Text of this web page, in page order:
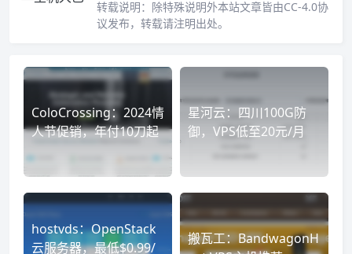
转载说明： 除特殊说明外本站文章皆由CC-4.0协
议发布，转载请注明出处。
ColoCrossing：2024情
人节促销，年付10刀起
星河云：四川100G防
御，VPS低至20元/月
hostvds：OpenStack
云服务器，最低$0.99/
搬瓦工：BandwagonH